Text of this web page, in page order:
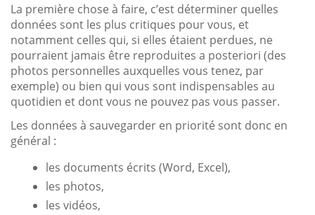
La première chose à faire, c’est déterminer quelles
données sont les plus critiques pour vous, et
notamment celles qui, si elles étaient perdues, ne
pourraient jamais être reproduites a posteriori (des
photos personnelles auxquelles vous tenez, par
exemple) ou bien qui vous sont indispensables au
quotidien et dont vous ne pouvez pas vous passer.
Les données à sauvegarder en priorité sont donc en
général :
les documents écrits (Word, Excel),
les photos,
les vidéos,